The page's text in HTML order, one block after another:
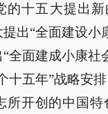
的十五大提出新
出“全面建设小
全面建成小康社
十五年”战略安
所开创的中国特